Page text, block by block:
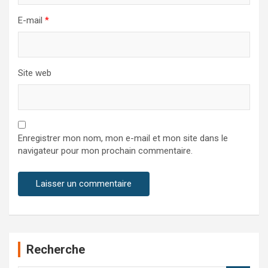
E-mail *
Site web
Enregistrer mon nom, mon e-mail et mon site dans le
navigateur pour mon prochain commentaire.
Recherche